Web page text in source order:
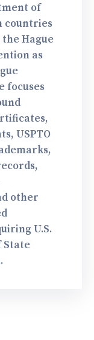
of
countries
Hague
as
focuses
USPTO
other
U.S.
State